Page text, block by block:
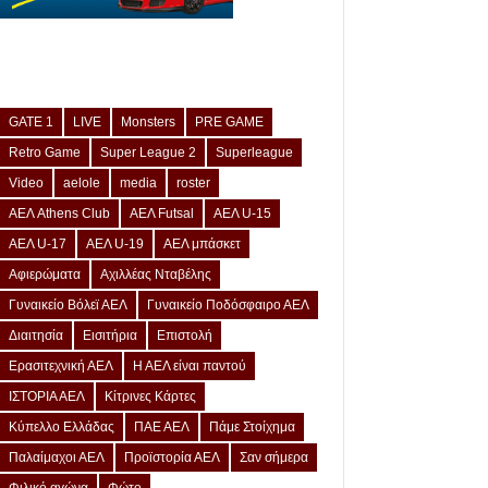
GATE 1 LIVE Monsters
PRE GAME
Retro Game
Super League 2
Superleague
Video
aelole media
roster
ΑΕΛ Athens Club
ΑΕΛ Futsal
ΑΕΛ U-15
ΑΕΛ U-17
ΑΕΛ U-19
ΑΕΛ μπάσκετ
Αφιερώματα
Αχιλλέας Νταβέλης
Γυναικείο Βόλεϊ ΑΕΛ
Γυναικείο Ποδόσφαιρο ΑΕΛ
Διαιτησία
Εισιτήρια
Επιστολή
Ερασιτεχνική ΑΕΛ
Η ΑΕΛ είναι παντού
ΙΣΤΟΡΙΑ ΑΕΛ
Κίτρινες Κάρτες
Κύπελλο Ελλάδας
ΠΑΕ ΑΕΛ
Πάμε Στοίχημα
Παλαίμαχοι ΑΕΛ
Προϊστορία ΑΕΛ
Σαν σήμερα